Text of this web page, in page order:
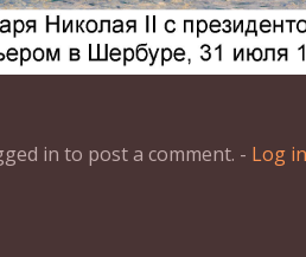
in to post a comment. - Log in